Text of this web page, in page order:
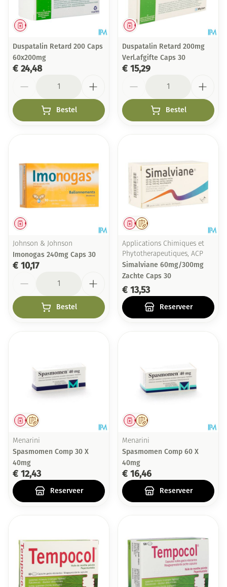
Geneesmiddel
Duspatalin Retard 200 Caps
60x200mg
€ 24,48
Bestel
Geneesmiddel
Duspatalin Retard 200mg
Verl.afgifte Caps 30
€ 15,29
Bestel
Geneesmiddel
Johnson & Johnson
Imonogas 240mg Caps 30
€ 10,17
Bestel
Op voorschrift
Geneesmiddel
Applications Chimiques et
Phytotherapeutiques, ACP
Simalviane 60mg/300mg
Zachte Caps 30
€ 13,53
Reserveer
Op voorschrift
Geneesmiddel
Menarini
Spasmomen Comp 30 X
40mg
€ 12,43
Reserveer
Op voorschrift
Geneesmiddel
Menarini
Spasmomen Comp 60 X
40mg
€ 16,46
Reserveer